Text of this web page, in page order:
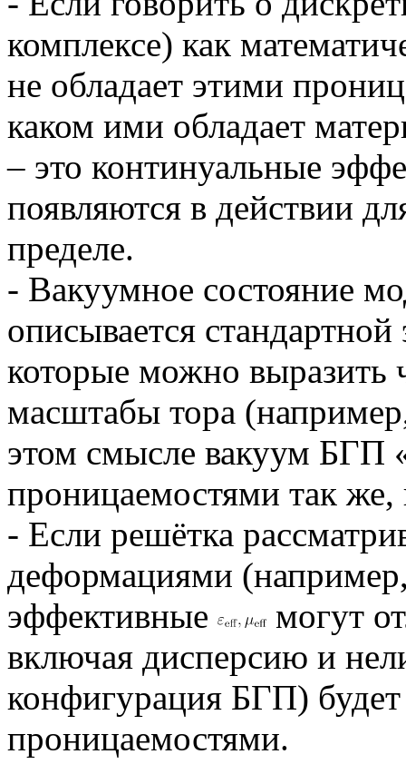
комплексе) как
не обладает этими
каком ими обладает
– это континуальные
появляются в действии
пределе.
- Вакуумное состояние
описывается
которые можно выразить
масштабы тора
этом смысле вакуум БГП
проницаемостями так
- Если решётка
деформациями
эффективные
могут
включая дисперсию и
конфигурация БГП)
проницаемостями.